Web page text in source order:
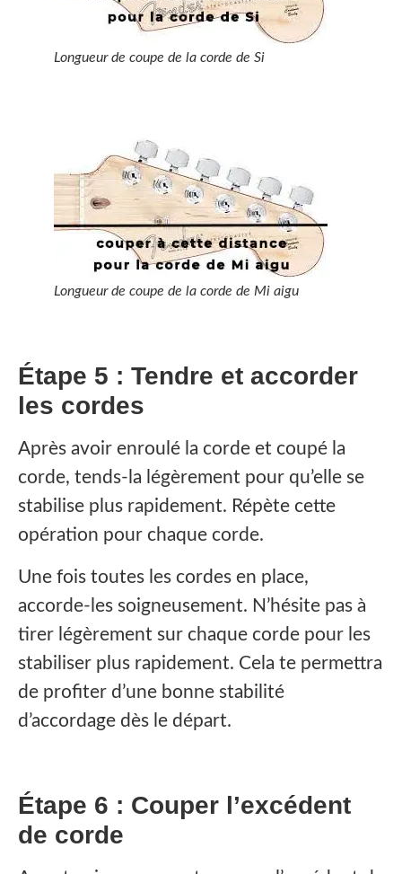
Longueur de coupe de la corde de Si
Longueur de coupe de la corde de Mi aigu
Étape 5 : Tendre et accorder
les cordes
Après avoir enroulé la corde et coupé la
corde, tends-la légèrement pour qu’elle se
stabilise plus rapidement. Répète cette
opération pour chaque corde.
Une fois toutes les cordes en place,
accorde-les soigneusement. N’hésite pas à
tirer légèrement sur chaque corde pour les
stabiliser plus rapidement. Cela te permettra
de profiter d’une bonne stabilité
d’accordage dès le départ.
Étape 6 : Couper l’excédent
de corde